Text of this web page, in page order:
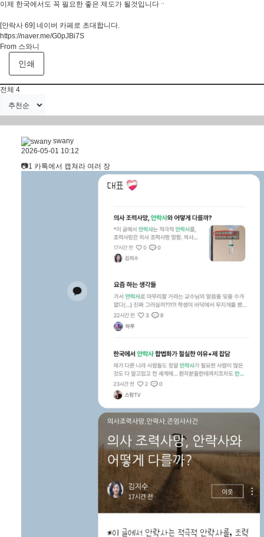
이제 한국에서도 꼭 필요한 좋은 제도가 될것입니다ᆢ
[안락사 69] 네이버 카페로 초대합니다.
https://naver.me/G0pJBi7S
From 스와니
인쇄
전체 4
swany
2026-05-01 10:12
📷1 카톡에서 캡쳐라 여러 장